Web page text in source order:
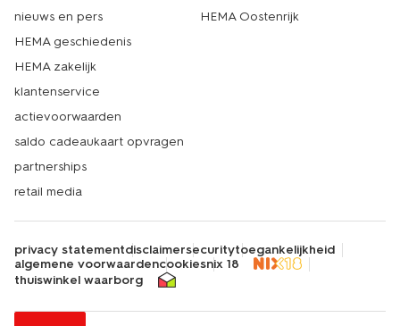
nieuws en pers
HEMA geschiedenis
HEMA zakelijk
klantenservice
actievoorwaarden
saldo cadeaukaart opvragen
partnerships
retail media
HEMA Oostenrijk
privacy statementdisclaimersecuritytoegankelijkheid
algemene voorwaardencookiesnix 18
thuiswinkel waarborg